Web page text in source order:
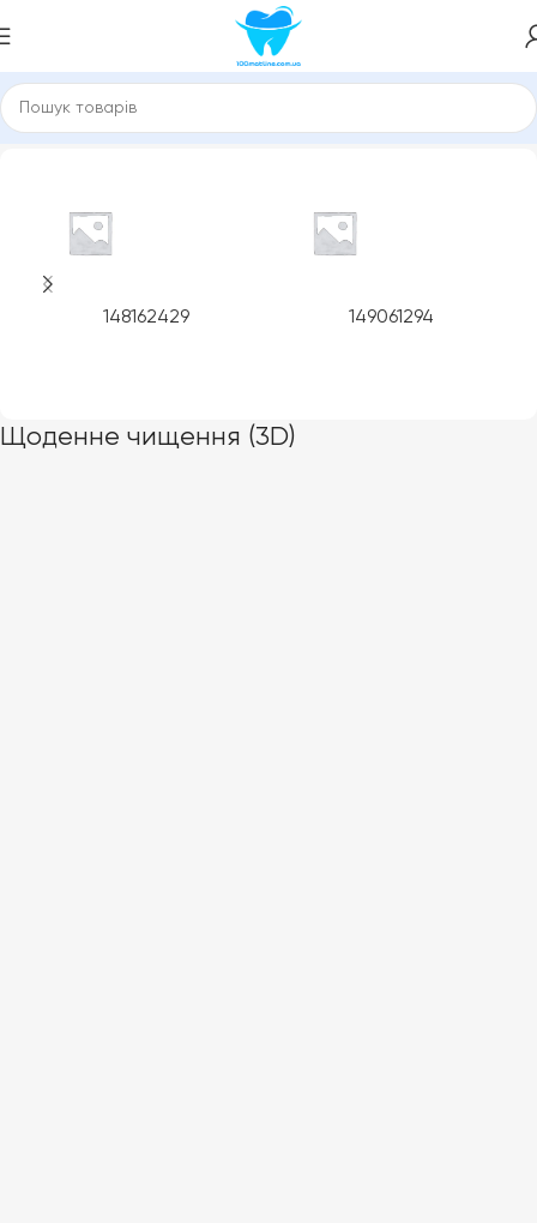
Головна Product Функції Щоденне чищення (3D)
148162429 149061294
Щоденне чищення (3D)